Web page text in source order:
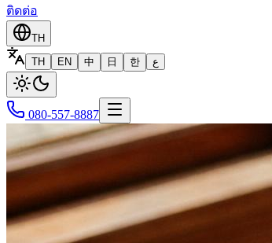
ติดต่อ
TH
TH
EN 中 日 한 ع
080-557-8887